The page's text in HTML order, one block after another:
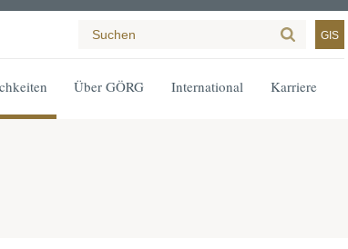
GIS
Über GÖRG International Karriere